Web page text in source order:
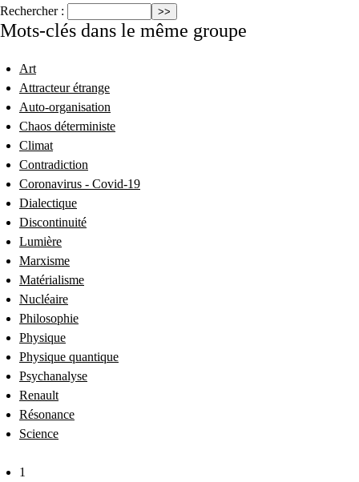
Rechercher :
Mots-clés dans le même groupe
Art
Attracteur étrange
Auto-organisation
Chaos déterministe
Climat
Contradiction
Coronavirus - Covid-19
Dialectique
Discontinuité
Lumière
Marxisme
Matérialisme
Nucléaire
Philosophie
Physique
Physique quantique
Psychanalyse
Renault
Résonance
Science
1